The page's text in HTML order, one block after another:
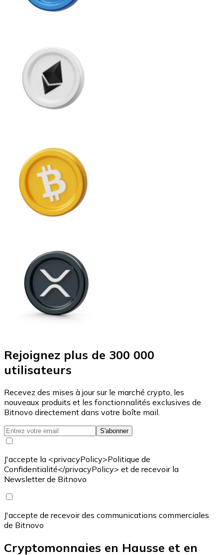
Rejoignez plus de 300 000
utilisateurs
Recevez des mises à jour sur le marché crypto, les
nouveaux produits et les fonctionnalités exclusives de
Bitnovo directement dans votre boîte mail.
S'abonner
J'accepte la <privacyPolicy>Politique de
Confidentialité</privacyPolicy> et de recevoir la
Newsletter de Bitnovo
J'accepte de recevoir des communications commerciales
de Bitnovo
Cryptomonnaies en Hausse et en